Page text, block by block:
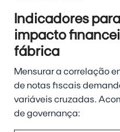
Indicadores
impacto
fábrica
Mensurar a correlação
de notas fiscais
variáveis cruzadas.
de governança: